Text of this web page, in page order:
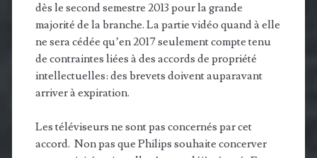
dès le second semestre 2013 pour la grande
majorité de la branche. La partie vidéo quand à elle
ne sera cédée qu’en 2017 seulement compte tenu
de contraintes liées à des accords de propriété
intellectuelles: des brevets doivent auparavant
arriver à expiration.
Les téléviseurs ne sont pas concernés par cet
accord. Non pas que Philips souhaite concerver